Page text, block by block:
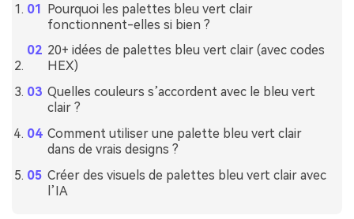
Pourquoi les palettes bleu vert clair
fonctionnent-elles si bien ?
20+ idées de palettes bleu vert clair (avec codes
HEX)
Quelles couleurs s’accordent avec le bleu vert
clair ?
Comment utiliser une palette bleu vert clair
dans de vrais designs ?
Créer des visuels de palettes bleu vert clair avec
l’IA